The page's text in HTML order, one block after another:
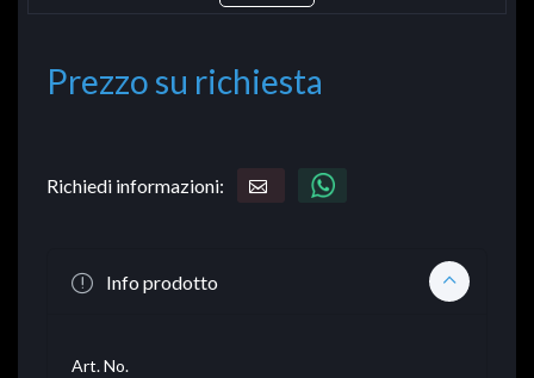
Prezzo su richiesta
Richiedi informazioni:
Info prodotto
Art. No.